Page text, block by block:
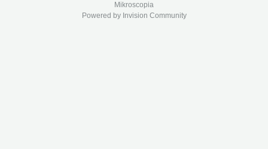
Mikroscopia
Powered by Invision Community